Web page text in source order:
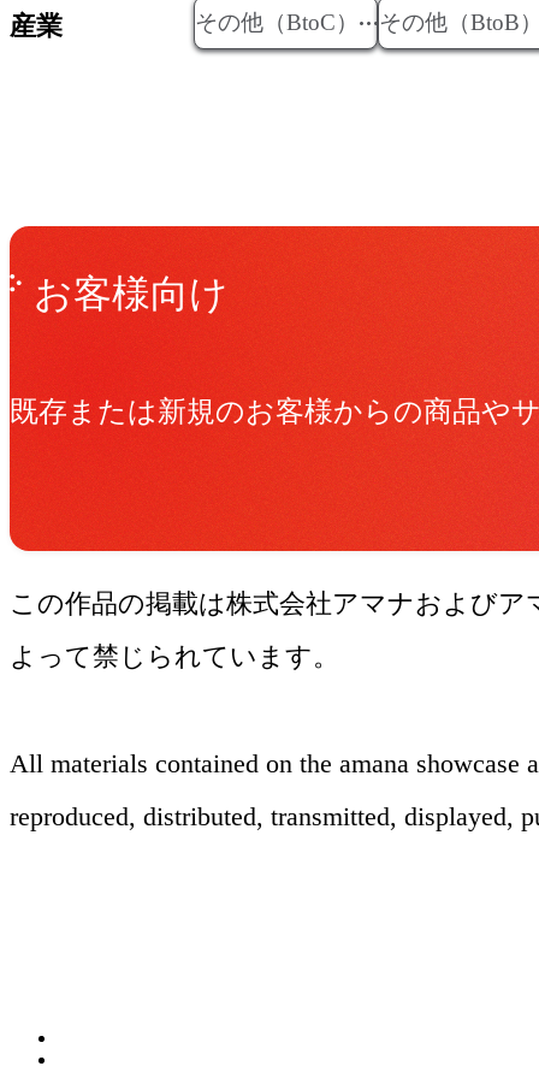
産業 その他（BtoC） その他（BtoB
Get in Touch お問い合わせ
お客様向け
既存または新規のお客様からの商品や
この作品の掲載は株式会社アマナおよび
よって禁じられています。
All materials contained on the amana showcase
reproduced, distributed, transmitted, displayed,
関連ソリューション
撮影
レタッチ